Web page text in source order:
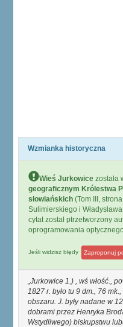
Wzmianka historyczna
Wieś Jurkowice została
geograficznym Królestwa
słowiańskich (Tom III,
Sulimierskiego i
cytat został ptrzetworzony
oprogramowania
Jeśli widzisz błędy Zaproponuj
Jurkowice 1.) , wś włość.,
1827 r. było tu 9 dm., 76
obszaru. J. były nadane w
dobrami przez Henryka
Wstydliwego) biskupstwu